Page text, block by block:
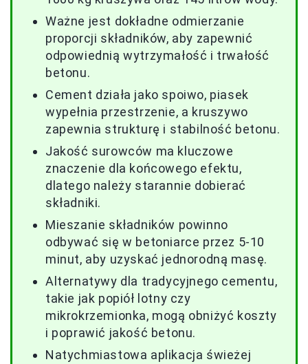
Ważne jest dokładne odmierzanie
proporcji składników, aby zapewnić
odpowiednią wytrzymałość i trwałość
betonu.
Cement działa jako spoiwo, piasek
wypełnia przestrzenie, a kruszywo
zapewnia strukturę i stabilność betonu.
Jakość surowców ma kluczowe
znaczenie dla końcowego efektu,
dlatego należy starannie dobierać
składniki.
Mieszanie składników powinno
odbywać się w betoniarce przez 5-10
minut, aby uzyskać jednorodną masę.
Alternatywy dla tradycyjnego cementu,
takie jak popiół lotny czy
mikrokrzemionka, mogą obniżyć koszty
i poprawić jakość betonu.
Natychmiastowa aplikacja świeżej